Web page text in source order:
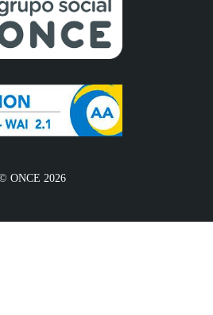
ONCE 2026